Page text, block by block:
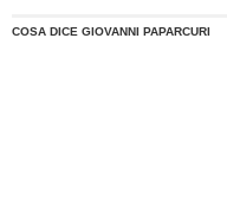
COSA DICE GIOVANNI PAPARCURI